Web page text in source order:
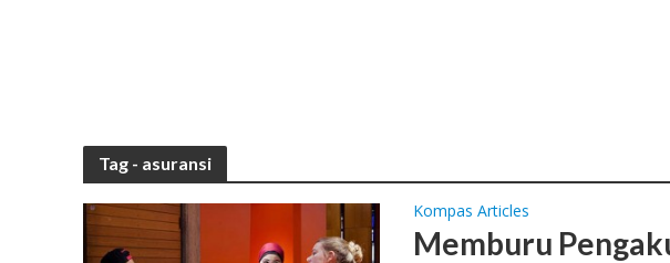
Tag - asuransi
Kompas Articles
Memburu